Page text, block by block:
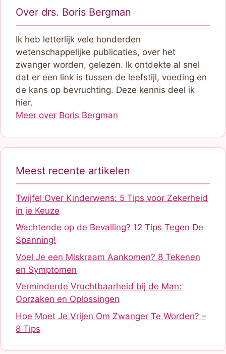
Over drs. Boris Bergman
Ik heb letterlijk vele honderden
wetenschappelijke publicaties, over het
zwanger worden, gelezen. Ik ontdekte al snel
dat er een link is tussen de leefstijl, voeding en
de kans op bevruchting. Deze kennis deel ik
hier.
Meer over Boris Bergman
Meest recente artikelen
Twijfel Over Kinderwens: 5 Tips voor Zekerheid
in je Keuze
Wachtende op de Bevalling? 12 Tips Tegen De
Spanning!
Voel Je een Miskraam Aankomen? 8 Tekenen
en Symptomen
Verminderde Vruchtbaarheid bij de Man:
Oorzaken en Oplossingen
Hoe Moet Je Vrijen Om Zwanger Te Worden? –
8 Tips